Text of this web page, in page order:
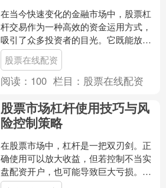
在当今快速变化的金融市场中，股票杠
杆交易作为一种高效的资金运用方式，
吸引了众多投资者的目光。它既能放大
收益，也可能加剧亏损股票在线配资，
是一把锋利的双刃剑。本文....
股票在线配资
阅读： 100 栏目： 股票在线配资
股票市场杠杆使用技巧与风
险控制策略
在股票市场中，杠杆是一把双刃剑。正
确使用可以放大收益，但若控制不当实
盘配资开户，也可能导致巨大亏损。本
文将深入探讨杠杆的使用技巧与关键风